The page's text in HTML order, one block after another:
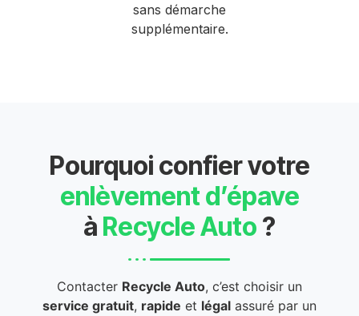
sans démarche
supplémentaire.
Pourquoi confier votre
enlèvement d’épave
à Recycle Auto ?
Contacter Recycle Auto, c’est choisir un
service gratuit, rapide et légalassuré par un